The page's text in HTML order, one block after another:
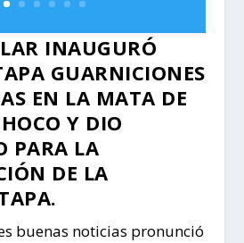
INAUGURÓ
GUARNICIONES
EN LA MATA DE
Y DIO
PARA LA
DE LA
buenas noticias pronunció